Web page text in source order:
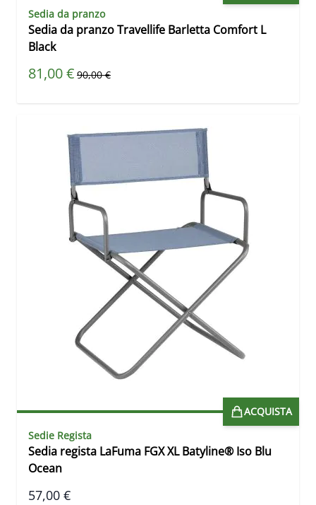
Sedia da pranzo
Sedia da pranzo Travellife Barletta Comfort L
Black
Prezzo speciale
81,00 € Prezzo predefinito
90,00 €
ACQUISTA
Sedie Regista
Sedia regista LaFuma FGX XL Batyline® Iso Blu
Ocean
57,00 €